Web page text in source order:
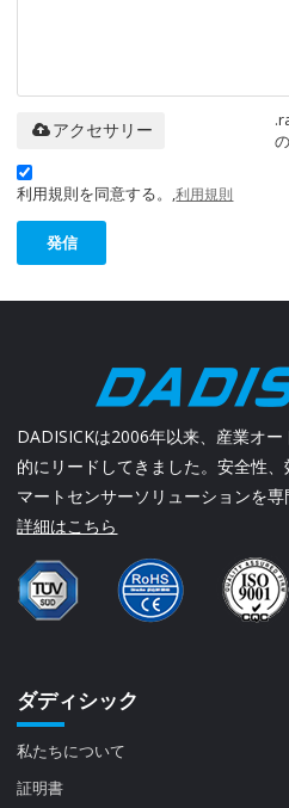
アクセサリー
利用規則を同意する。,利用規則
発信
DADISICKは2006年以来、産業オ
的にリードしてきました。安全性
マートセンサーソリューションを専
詳細はこちら
ダディシック
私たちについて
証明書